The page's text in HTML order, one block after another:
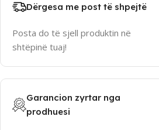
Dërgesa me post të shpejtë
Posta do të sjell produktin në
shtëpinë tuaj!
Garancion zyrtar nga
prodhuesi